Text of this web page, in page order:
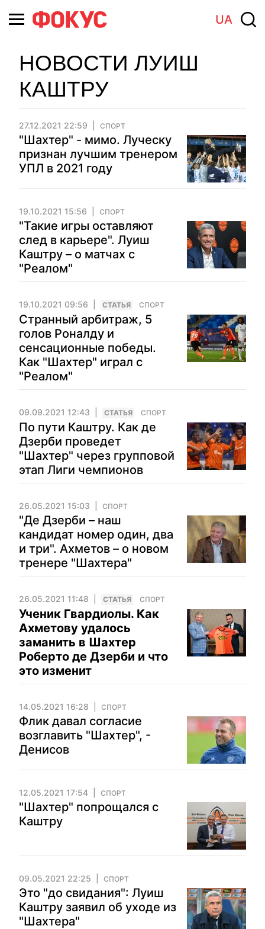
UA
НОВОСТИ ЛУИШ
КАШТРУ
27.12.2021 22:59 СПОРТ
"Шахтер" - мимо. Луческу
признан лучшим тренером
УПЛ в 2021 году
19.10.2021 15:56 СПОРТ
"Такие игры оставляют
след в карьере". Луиш
Каштру – о матчах с
"Реалом"
19.10.2021 09:56 CТАТЬЯ СПОРТ
Странный арбитраж, 5
голов Роналду и
сенсационные победы.
Как "Шахтер" играл с
"Реалом"
09.09.2021 12:43 CТАТЬЯ СПОРТ
По пути Каштру. Как де
Дзерби проведет
"Шахтер" через групповой
этап Лиги чемпионов
26.05.2021 15:03 СПОРТ
"Де Дзерби – наш
кандидат номер один, два
и три". Ахметов – о новом
тренере "Шахтера"
26.05.2021 11:48 CТАТЬЯ СПОРТ
Ученик Гвардиолы. Как
Ахметову удалось
заманить в Шахтер
Роберто де Дзерби и что
это изменит
14.05.2021 16:28 СПОРТ
Флик давал согласие
возглавить "Шахтер", -
Денисов
12.05.2021 17:54 СПОРТ
"Шахтер" попрощался с
Каштру
09.05.2021 22:25 СПОРТ
Это "до свидания": Луиш
Каштру заявил об уходе из
"Шахтера"